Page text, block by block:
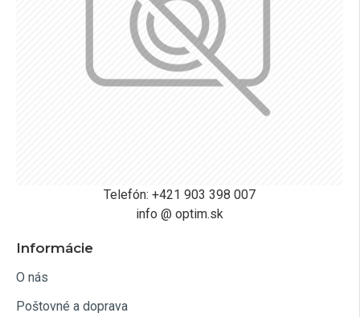
Telefón: +421 903 398 007
info @ optim.sk
Informácie
O nás
Poštovné a doprava